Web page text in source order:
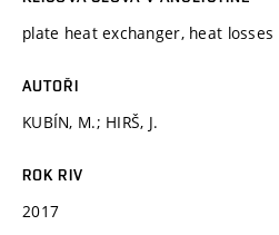
plate heat exchanger, heat losses
AUTOŘI
KUBÍN, M.; HIRŠ, J.
ROK RIV
2017